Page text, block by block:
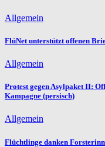
Allgemein
FlüNet unterstützt offenen
Allgemein
Protest gegen Asylpaket II:
Kampagne (persisch)
Allgemein
Flüchtlinge danken